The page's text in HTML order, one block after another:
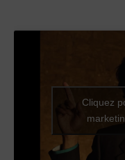
Cliquez